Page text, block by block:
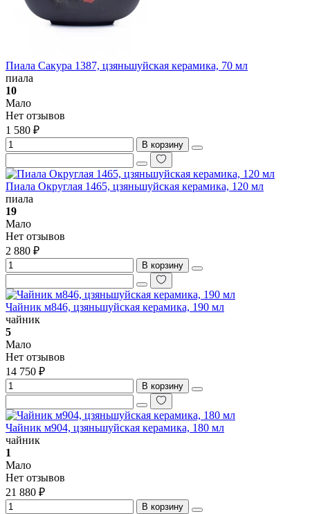
Пиала Сакура 1387, цзяньшуйская керамика, 70 мл
пиала
10
Мало
Нет отзывов
1 580 ₽
В корзину
Пиала Округлая 1465, цзяньшуйская керамика, 120 мл
пиала
19
Мало
Нет отзывов
2 880 ₽
В корзину
Чайник м846, цзяньшуйская керамика, 190 мл
чайник
5
Мало
Нет отзывов
14 750 ₽
В корзину
Чайник м904, цзяньшуйская керамика, 180 мл
чайник
1
Мало
Нет отзывов
21 880 ₽
В корзину